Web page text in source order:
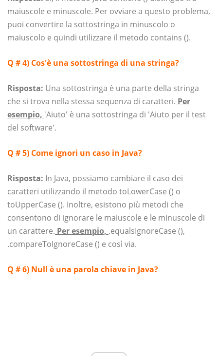
maiuscole e minuscole. Per ovviare a questo problema,
puoi convertire la sottostringa in minuscolo o
maiuscolo e quindi utilizzare il metodo contains ().
Q # 4) Cos'è una sottostringa di una stringa?
Risposta: Una sottostringa è una parte della stringa
che si trova nella stessa sequenza di caratteri. Per
esempio, 'Aiuto' è una sottostringa di 'Aiuto per il test
del software'.
Q # 5) Come ignori un caso in Java?
Risposta: In Java, possiamo cambiare il caso dei
caratteri utilizzando il metodo toLowerCase () o
toUpperCase (). Inoltre, esistono più metodi che
consentono di ignorare le maiuscole e le minuscole di
un carattere. Per esempio, .equalsIgnoreCase (),
.compareToIgnoreCase () e così via.
Q # 6) Null è una parola chiave in Java?